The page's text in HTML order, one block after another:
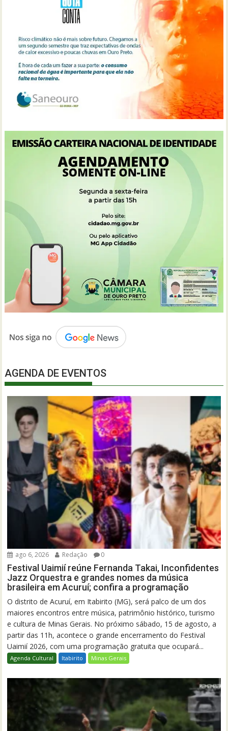
AGENDA DE EVENTOS
ago 6, 2026 Redação 0
Festival Uaimií reúne Fernanda Takai, Inconfidentes
Jazz Orquestra e grandes nomes da música
brasileira em Acuruí; confira a programação
O distrito de Acuruí, em Itabirito (MG), será palco de um dos
maiores encontros entre música, patrimônio histórico, turismo
e cultura de Minas Gerais. No próximo sábado, 15 de agosto, a
partir das 11h, acontece o grande encerramento do Festival
Uaimií 2026, com uma programação gratuita que ocupará...
Agenda Cultural Itabirito Minas Gerais